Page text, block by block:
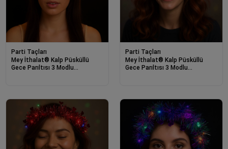
Parti Taçları
Mey İthalat® Kalp Püsküllü
Gece Parıltısı 3 Modlu
Parti Taçları
Mey İthalat® Kalp Püsküllü
Gece Parıltısı 3 Modlu